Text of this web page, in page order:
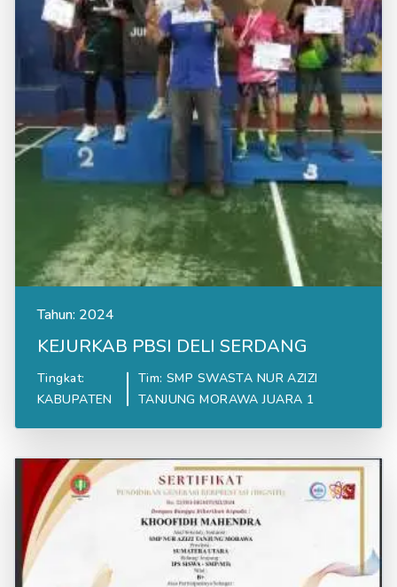
Tahun: 2024
KEJURKAB PBSI DELI SERDANG
Tingkat:
KABUPATEN
Tim: SMP SWASTA NUR AZIZI
TANJUNG MORAWA JUARA 1